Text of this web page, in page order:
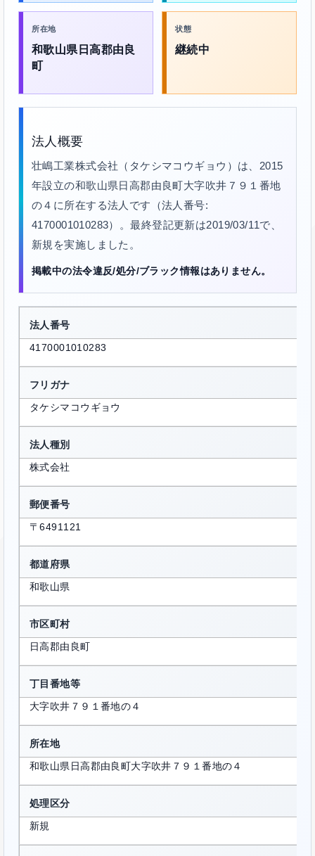
所在地
和歌山県日高郡由良
町
状態
継続中
法人概要
壮嶋工業株式会社（タケシマコウギョウ）は、2015
年設立の和歌山県日高郡由良町大字吹井７９１番地
の４に所在する法人です（法人番号:
4170001010283）。最終登記更新は2019/03/11で、
新規を実施しました。
掲載中の法令違反/処分/ブラック情報はありません。
法人番号
4170001010283
フリガナ
タケシマコウギョウ
法人種別
株式会社
郵便番号
〒6491121
都道府県
和歌山県
市区町村
日高郡由良町
丁目番地等
大字吹井７９１番地の４
所在地
和歌山県日高郡由良町大字吹井７９１番地の４
処理区分
新規